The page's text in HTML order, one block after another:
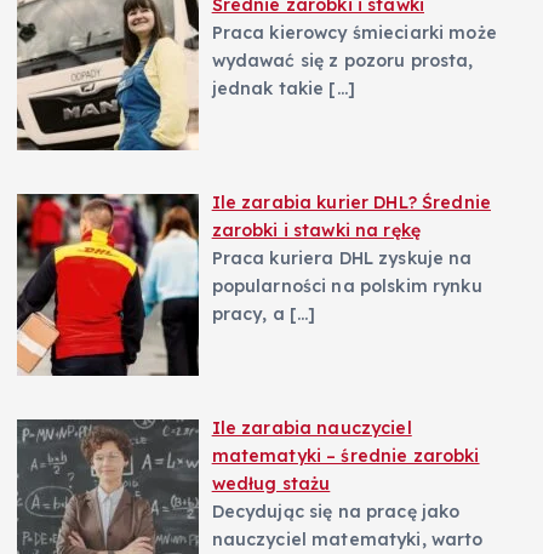
Średnie zarobki i stawki
Praca kierowcy śmieciarki może
wydawać się z pozoru prosta,
jednak takie […]
Ile zarabia kurier DHL? Średnie
zarobki i stawki na rękę
Praca kuriera DHL zyskuje na
popularności na polskim rynku
pracy, a […]
Ile zarabia nauczyciel
matematyki – średnie zarobki
według stażu
Decydując się na pracę jako
nauczyciel matematyki, warto